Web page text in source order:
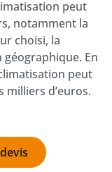
peut
notamment la
choisi, la
En
peut
milliers d’euros.